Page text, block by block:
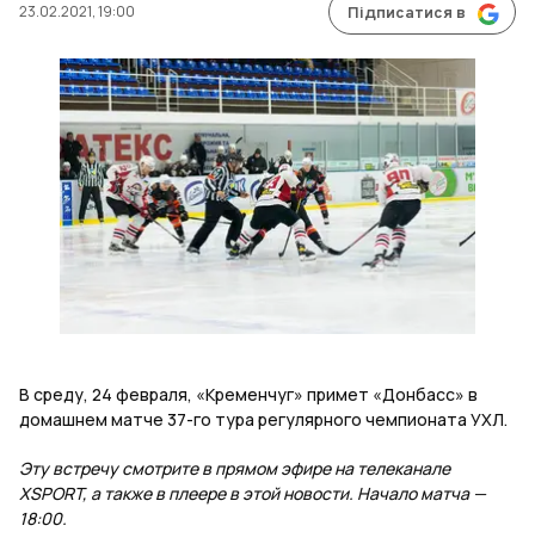
23.02.2021, 19:00 Підписатися в
В среду, 24 февраля, «Кременчуг» примет «Донбасс» в
домашнем матче 37-го тура регулярного чемпионата УХЛ.
Эту встречу смотрите в прямом эфире на телеканале
XSPORT, а также в плеере в этой новости. Начало матча —
18:00.